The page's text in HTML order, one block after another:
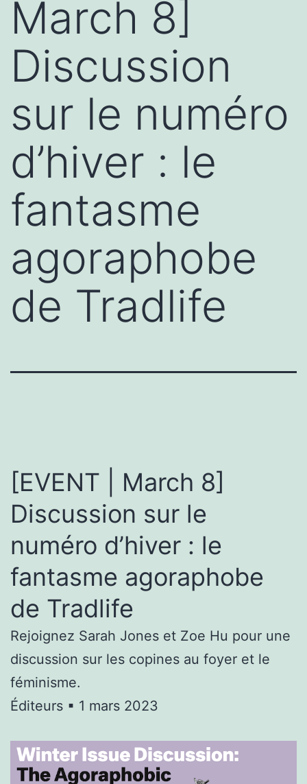
March 8]
Discussion
sur le numéro
d’hiver : le
fantasme
agoraphobe
de Tradlife
[EVENT | March 8]
Discussion sur le
numéro d’hiver : le
fantasme agoraphobe
de Tradlife
Rejoignez Sarah Jones et Zoe Hu pour une
discussion sur les copines au foyer et le
féminisme.
Éditeurs ▪ 1 mars 2023